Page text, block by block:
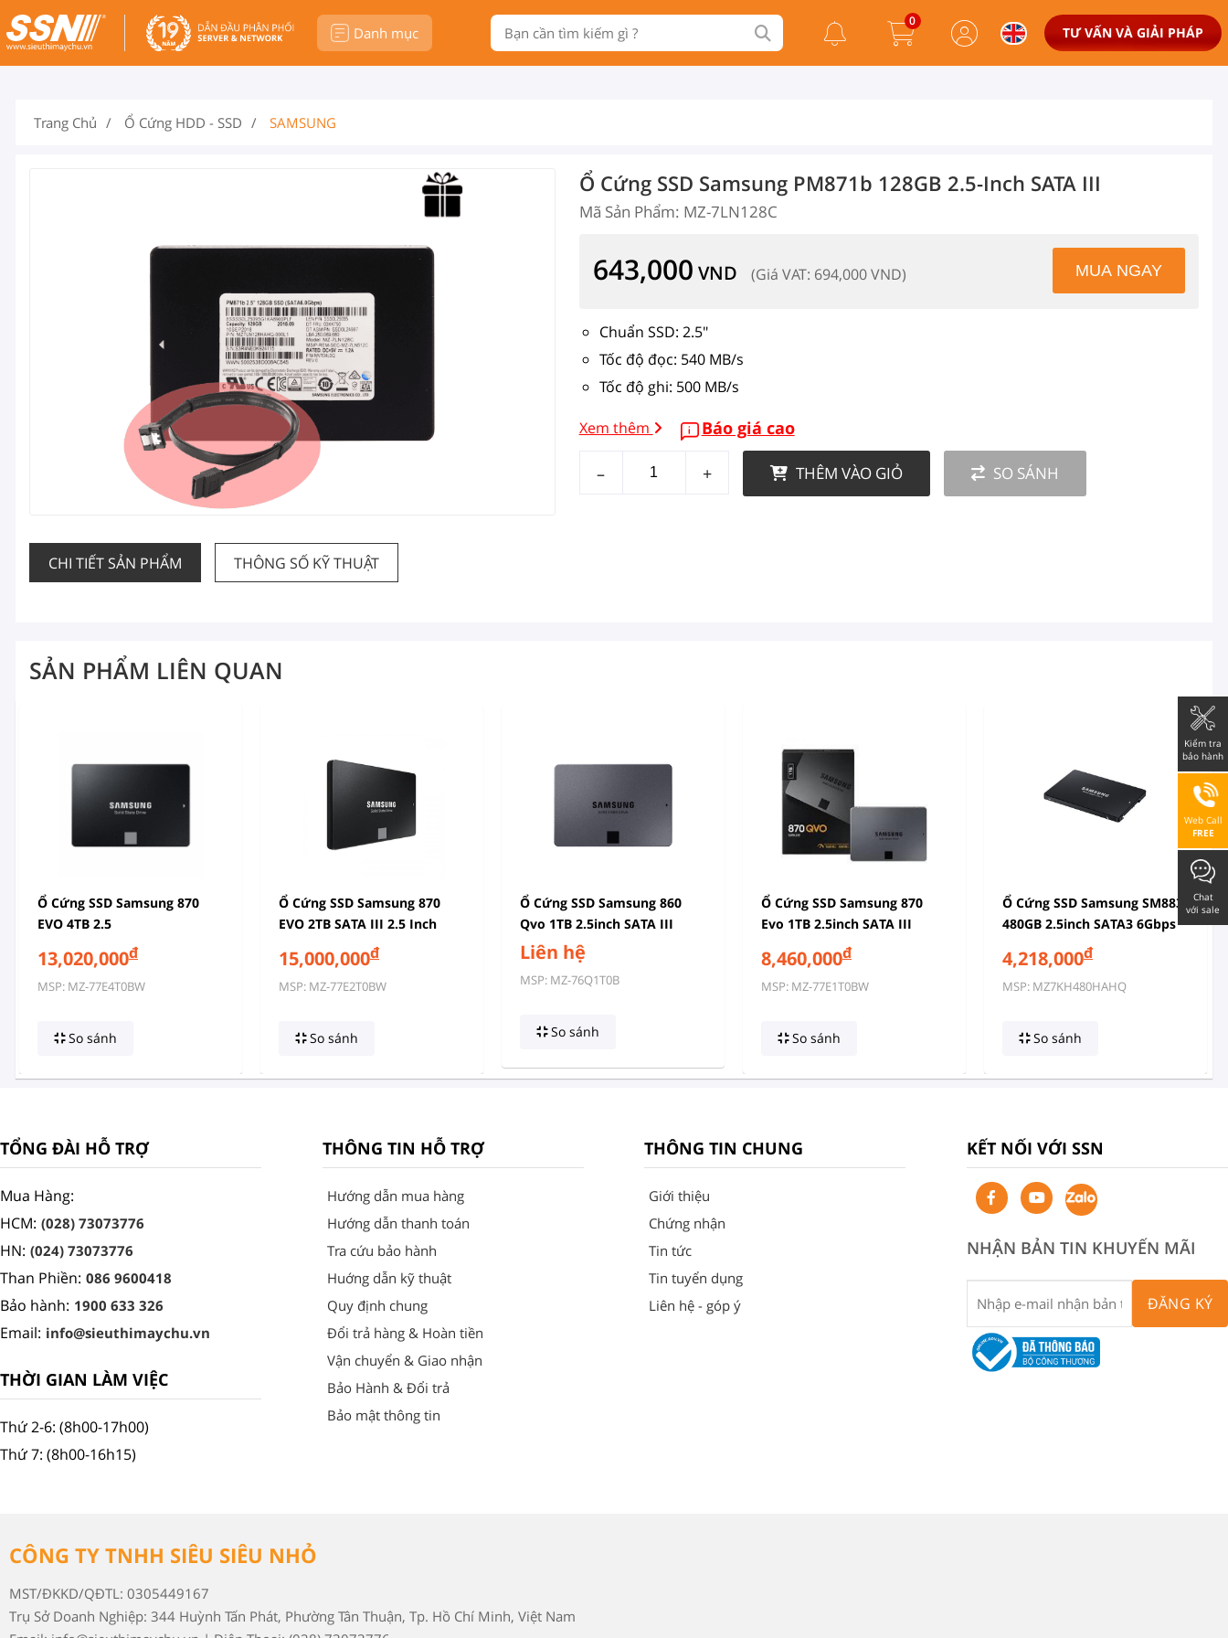
Danh mục
0
TƯ VẤN VÀ GIẢI PHÁP
Trang Chủ Ổ Cứng HDD - SSD SAMSUNG
Ổ Cứng SSD Samsung PM871b 128GB 2.5-Inch SATA III
Mã Sản Phẩm: MZ-7LN128C
643,000 VND (Giá VAT: 694,000 VND)
Chuẩn SSD: 2.5"
Tốc độ đọc: 540 MB/s
Tốc độ ghi: 500 MB/s
Xem thêm Báo giá cao
– + THÊM VÀO GIỎ SO SÁNH
CHI TIẾT SẢN PHẨM THÔNG SỐ KỸ THUẬT
SẢN PHẨM LIÊN QUAN
Ổ Cứng SSD Samsung 870
EVO 4TB 2.5
13,020,000đ
MSP: MZ-77E4T0BW
So sánh
Ổ Cứng SSD Samsung 870
EVO 2TB SATA III 2.5 Inch
15,000,000đ
MSP: MZ-77E2T0BW
So sánh
Ổ Cứng SSD Samsung 860
Qvo 1TB 2.5inch SATA III
Liên hệ
MSP: MZ-76Q1T0B
So sánh
Ổ Cứng SSD Samsung 870
Evo 1TB 2.5inch SATA III
8,460,000đ
MSP: MZ-77E1T0BW
So sánh
Ổ Cứng SSD Samsung SM883
480GB 2.5inch SATA3 6Gbps
4,218,000đ
MSP: MZ7KH480HAHQ
So sánh
TỔNG ĐÀI HỖ TRỢ
Mua Hàng:
HCM: (028) 73073776
HN: (024) 73073776
Than Phiền: 086 9600418
Bảo hành: 1900 633 326
Email: info@sieuthimaychu.vn
THỜI GIAN LÀM VIỆC
Thứ 2-6: (8h00-17h00)
Thứ 7: (8h00-16h15)
THÔNG TIN HỖ TRỢ
Hướng dẫn mua hàng
Hướng dẫn thanh toán
Tra cứu bảo hành
Huớng dẫn kỹ thuật
Quy định chung
Đổi trả hàng & Hoàn tiền
Vận chuyển & Giao nhận
Bảo Hành & Đổi trả
Bảo mật thông tin
THÔNG TIN CHUNG
Giới thiệu
Chứng nhận
Tin tức
Tin tuyển dụng
Liên hệ - góp ý
KẾT NỐI VỚI SSN
NHẬN BẢN TIN KHUYẾN MÃI
ĐĂNG KÝ
Kiểm tra
bảo hành
Web Call
FREE
Chat
với sale
CÔNG TY TNHH SIÊU SIÊU NHỎ
MST/ĐKKD/QĐTL: 0305449167
Trụ Sở Doanh Nghiệp: 344 Huỳnh Tấn Phát, Phường Tân Thuận, Tp. Hồ Chí Minh, Việt Nam